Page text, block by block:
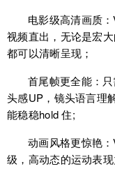
电影级高清画质
视频直出，无论是宏
都可以清晰呈现；
首尾帧更全能：
头感UP，镜头语言理
能稳稳hold 住;
动画风格更惊艳
级，高动态的运动表